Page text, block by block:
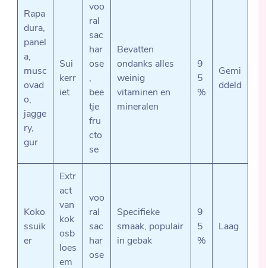
Rapa
dura,
panel
a,
musc
ovad
o,
jagge
ry,
gur
Sui
kerr
iet
voo
ral
sac
har
ose
,
bee
tje
fru
cto
se
Bevatten
ondanks alles
weinig
vitaminen en
mineralen
9
5
%
Gemi
ddeld
Koko
ssuik
er
Extr
act
van
kok
osb
loes
em
voo
ral
sac
har
ose
Specifieke
smaak, populair
in gebak
9
5
%
Laag